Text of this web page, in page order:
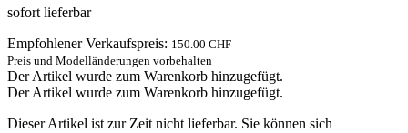
sofort lieferbar
Empfohlener Verkaufspreis: 150.00 CHF
Preis und Modelländerungen vorbehalten
Der Artikel wurde zum Warenkorb hinzugefügt.
Der Artikel wurde zum Warenkorb hinzugefügt.
Dieser Artikel ist zur Zeit nicht lieferbar. Sie können sich